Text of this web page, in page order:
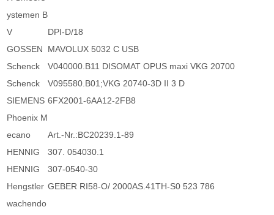
ystemen B
V
DPI-D/18
GOSSEN
MAVOLUX 5032 C USB
Schenck
V040000.B11 DISOMAT OPUS maxi VKG 20700
Schenck
V095580.B01;VKG 20740-3D II 3 D
SIEMENS 6FX2001-6AA12-2FB8
Phoenix M
ecano
Art.-Nr.:BC20239.1-89
HENNIG
307. 054030.1
HENNIG
307-0540-30
Hengstler GEBER RI58-O/ 2000AS.41TH-S0 523 786
wachendo